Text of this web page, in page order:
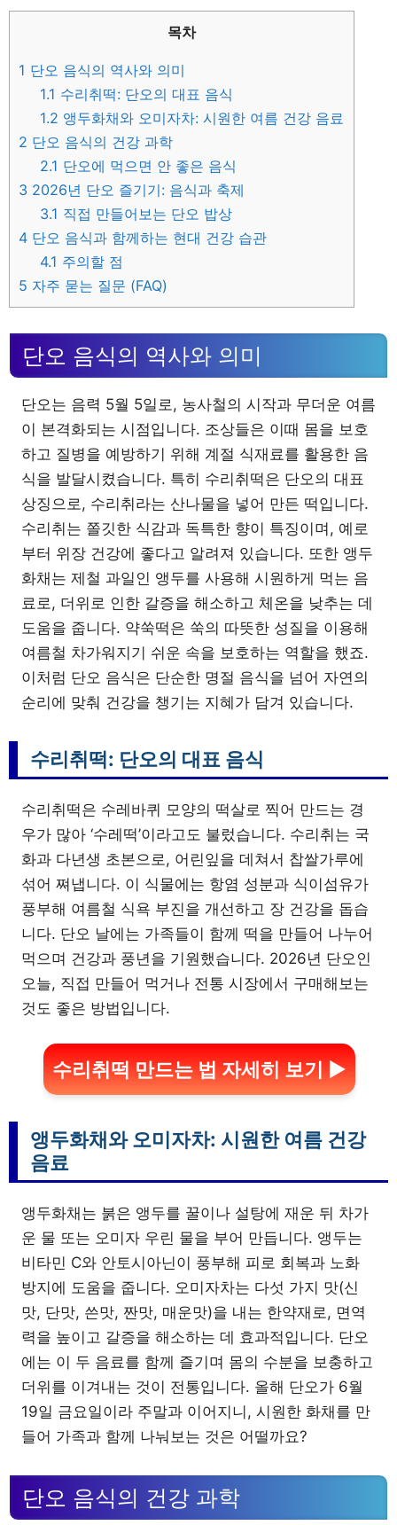
목차
1 단오 음식의 역사와 의미
1.1 수리취떡: 단오의 대표 음식
1.2 앵두화채와 오미자차: 시원한 여름 건강 음료
2 단오 음식의 건강 과학
2.1 단오에 먹으면 안 좋은 음식
3 2026년 단오 즐기기: 음식과 축제
3.1 직접 만들어보는 단오 밥상
4 단오 음식과 함께하는 현대 건강 습관
4.1 주의할 점
5 자주 묻는 질문 (FAQ)
단오 음식의 역사와 의미
단오는 음력 5월 5일로, 농사철의 시작과 무더운 여름
이 본격화되는 시점입니다. 조상들은 이때 몸을 보호
하고 질병을 예방하기 위해 계절 식재료를 활용한 음
식을 발달시켰습니다. 특히 수리취떡은 단오의 대표
상징으로, 수리취라는 산나물을 넣어 만든 떡입니다.
수리취는 쫄깃한 식감과 독특한 향이 특징이며, 예로
부터 위장 건강에 좋다고 알려져 있습니다. 또한 앵두
화채는 제철 과일인 앵두를 사용해 시원하게 먹는 음
료로, 더위로 인한 갈증을 해소하고 체온을 낮추는 데
도움을 줍니다. 약쑥떡은 쑥의 따뜻한 성질을 이용해
여름철 차가워지기 쉬운 속을 보호하는 역할을 했죠.
이처럼 단오 음식은 단순한 명절 음식을 넘어 자연의
순리에 맞춰 건강을 챙기는 지혜가 담겨 있습니다.
수리취떡: 단오의 대표 음식
수리취떡은 수레바퀴 모양의 떡살로 찍어 만드는 경
우가 많아 ‘수레떡’이라고도 불렀습니다. 수리취는 국
화과 다년생 초본으로, 어린잎을 데쳐서 찹쌀가루에
섞어 쪄냅니다. 이 식물에는 항염 성분과 식이섬유가
풍부해 여름철 식욕 부진을 개선하고 장 건강을 돕습
니다. 단오 날에는 가족들이 함께 떡을 만들어 나누어
먹으며 건강과 풍년을 기원했습니다. 2026년 단오인
오늘, 직접 만들어 먹거나 전통 시장에서 구매해보는
것도 좋은 방법입니다.
수리취떡 만드는 법 자세히 보기 ▶
앵두화채와 오미자차: 시원한 여름 건강
음료
앵두화채는 붉은 앵두를 꿀이나 설탕에 재운 뒤 차가
운 물 또는 오미자 우린 물을 부어 만듭니다. 앵두는
비타민 C와 안토시아닌이 풍부해 피로 회복과 노화
방지에 도움을 줍니다. 오미자차는 다섯 가지 맛(신
맛, 단맛, 쓴맛, 짠맛, 매운맛)을 내는 한약재로, 면역
력을 높이고 갈증을 해소하는 데 효과적입니다. 단오
에는 이 두 음료를 함께 즐기며 몸의 수분을 보충하고
더위를 이겨내는 것이 전통입니다. 올해 단오가 6월
19일 금요일이라 주말과 이어지니, 시원한 화채를 만
들어 가족과 함께 나눠보는 것은 어떨까요?
단오 음식의 건강 과학